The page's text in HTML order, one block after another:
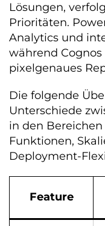
Lösungen,
Prioritäten.
Analytics und
während
pixelgenaues
Die folgende
Unterschiede
in den
Funktionen,
Deployment-
Feature